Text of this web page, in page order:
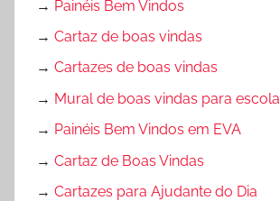
→ Painéis Bem Vindos
→ Cartaz de boas vindas
→ Cartazes de boas vindas
→ Mural de boas vindas para escola
→ Painéis Bem Vindos em EVA
→ Cartaz de Boas Vindas
→ Cartazes para Ajudante do Dia